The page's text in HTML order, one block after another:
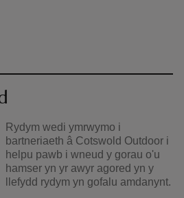
Rydym wedi ymrwymo i
bartneriaeth â Cotswold Outdoor i
helpu pawb i wneud y gorau o'u
hamser yn yr awyr agored yn y
llefydd rydym yn gofalu amdanynt.